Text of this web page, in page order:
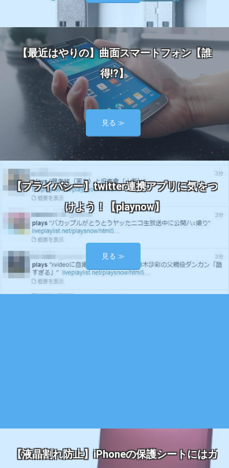
【最近はやりの】曲面スマートフォン【誰
得!?】
見る ≫
【プライバシー】twitter連携アプリに気をつ
けよう！【playnow】
見る ≫
【液晶割れ防止】iPhoneの保護シートにはガ